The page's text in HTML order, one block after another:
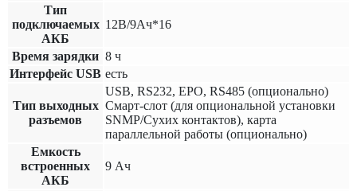
Тип
подключаемых
АКБ
12В/9Ач*16
Время зарядки 8 ч
Интерфейс USB есть
Тип выходных
разъемов
USB, RS232, EPO, RS485 (опционально)
Смарт-слот (для опциональной установки
SNMP/Сухих контактов), карта
параллельной работы (опционально)
Емкость
встроенных
АКБ
9 Ач